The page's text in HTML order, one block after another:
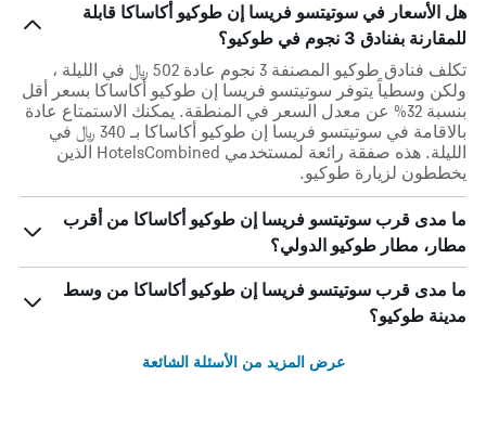
هل الأسعار في سوتيتسو فريسا إن طوكيو أكاساكا قابلة
للمقارنة بفنادق 3 نجوم في طوكيو؟
تكلف فنادق طوكيو المصنفة 3 نجوم عادة 502 ﷼ في الليلة ،
ولكن وسطياً يتوفر سوتيتسو فريسا إن طوكيو أكاساكا بسعر أقل
بنسبة 32% عن معدل السعر في المنطقة. يمكنك الاستمتاع عادة
بالاقامة في سوتيتسو فريسا إن طوكيو أكاساكا بـ 340 ﷼ في
الليلة. هذه صفقة رائعة لمستخدمي HotelsCombined الذين
يخططون لزيارة طوكيو.
ما مدى قرب سوتيتسو فريسا إن طوكيو أكاساكا من أقرب
مطار، مطار طوكيو الدولي؟
ما مدى قرب سوتيتسو فريسا إن طوكيو أكاساكا من وسط
مدينة طوكيو؟
عرض المزيد من الأسئلة الشائعة